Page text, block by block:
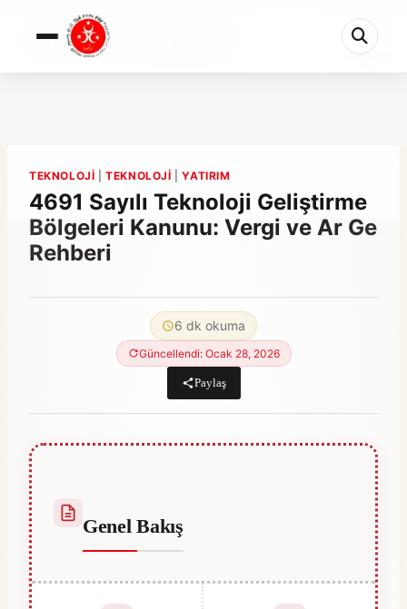
4691 Sayılı Teknoloji Geliştirme Bölgeleri Kanu...
6 dk kaldı
TEKNOLOJI |TEKNOLOJI |YATIRIM
4691 Sayılı Teknoloji Geliştirme
Bölgeleri Kanunu: Vergi ve Ar Ge
Rehberi
6 dk okuma
Güncellendi: Ocak 28, 2026
Paylaş
Genel Bakış